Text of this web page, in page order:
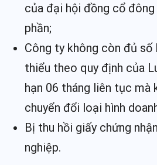
của đại hội đồng cổ
phần;
Công ty không còn đủ
thiểu theo quy định của
hạn 06 tháng liên tục mà
chuyển đổi loại hình
Bị thu hồi giấy chứng
nghiệp.